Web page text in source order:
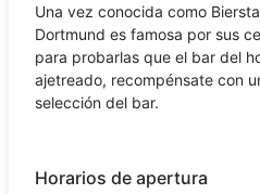
Una vez conocida como
Dortmund es famosa por sus
para probarlas que el bar del
ajetreado, recompénsate con
selección del bar.
Horarios de apertura